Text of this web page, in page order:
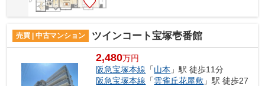
売買 | 中古マンション ツインコート宝塚壱番館
2,480万円
阪急宝塚本線 「山本 」駅 徒歩11分
阪急宝塚本線 「雲雀丘花屋敷 」駅 徒歩27